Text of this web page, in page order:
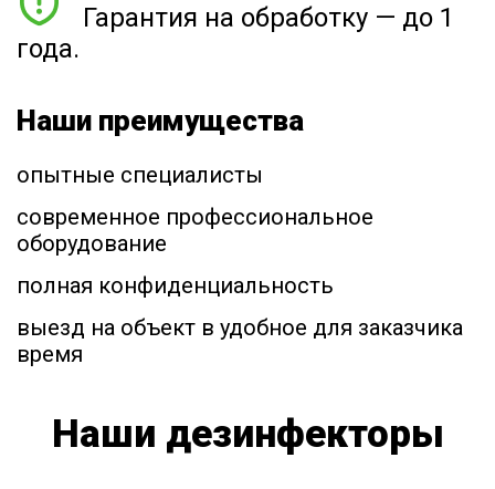
Гарантия на обработку — до 1
года.
Наши преимущества
опытные специалисты
современное профессиональное
оборудование
полная конфиденциальность
выезд на объект в удобное для заказчика
время
Наши дезинфекторы